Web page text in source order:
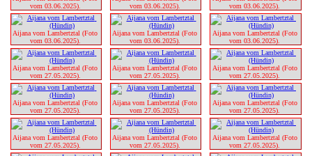
vom 03.06.2025).
vom 03.06.2025).
vom 03.06.2025).
Aijana vom Lambertztal (Foto
vom 03.06.2025).
Aijana vom Lambertztal (Foto
vom 03.06.2025).
Aijana vom Lambertztal (Foto
vom 03.06.2025).
Aijana vom Lambertztal (Foto
vom 27.05.2025).
Aijana vom Lambertztal (Foto
vom 27.05.2025).
Aijana vom Lambertztal (Foto
vom 27.05.2025).
Aijana vom Lambertztal (Foto
vom 27.05.2025).
Aijana vom Lambertztal (Foto
vom 27.05.2025).
Aijana vom Lambertztal (Foto
vom 27.05.2025).
Aijana vom Lambertztal (Foto
vom 27.05.2025).
Aijana vom Lambertztal (Foto
vom 27.05.2025).
Aijana vom Lambertztal (Foto
vom 27.05.2025).